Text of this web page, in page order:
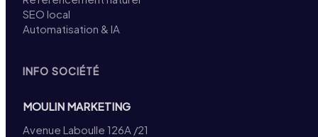
SEO local
Automatisation & IA
INFO SOCIÉTÉ
MOULIN MARKETING
Avenue Laboulle 126A /21